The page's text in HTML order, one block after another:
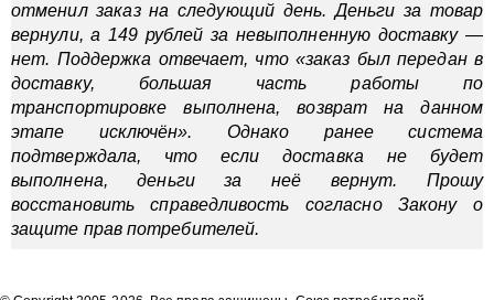
отменил заказ на следующий день. Деньги за товар
вернули, а 149 рублей за невыполненную доставку —
нет. Поддержка отвечает, что «заказ был передан в
доставку, большая часть работы по
транспортировке выполнена, возврат на данном
этапе исключён». Однако ранее система
подтверждала, что если доставка не будет
выполнена, деньги за неё вернут. Прошу
восстановить справедливость согласно Закону о
защите прав потребителей.